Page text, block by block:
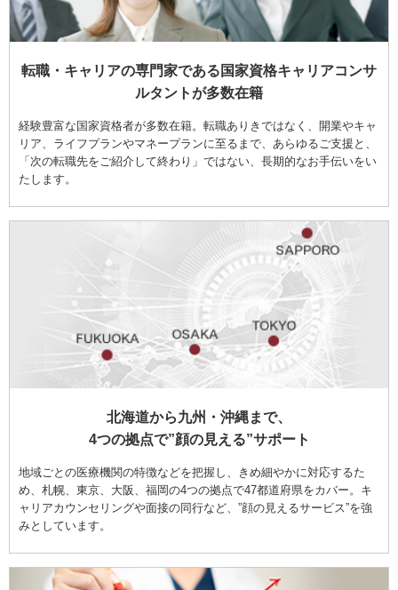
転職・キャリアの専門家である国家資格キャリアコンサ
ルタントが多数在籍
経験豊富な国家資格者が多数在籍。転職ありきではなく、開業やキャ
リア、ライフプランやマネープランに至るまで、あらゆるご支援と、
「次の転職先をご紹介して終わり」ではない、長期的なお手伝いをい
たします。
北海道から九州・沖縄まで、
4つの拠点で”顔の見える”サポート
地域ごとの医療機関の特徴などを把握し、きめ細やかに対応するた
め、札幌、東京、大阪、福岡の4つの拠点で47都道府県をカバー。キ
ャリアカウンセリングや面接の同行など、”顔の見えるサービス”を強
みとしています。